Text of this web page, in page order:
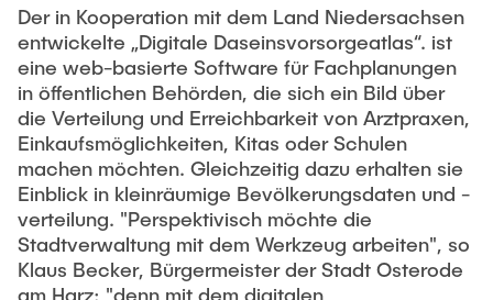
Der in Kooperation mit dem Land Niedersachsen
entwickelte „Digitale Daseinsvorsorgeatlas“. ist
eine web-basierte Software für Fachplanungen
in öffentlichen Behörden, die sich ein Bild über
die Verteilung und Erreichbarkeit von Arztpraxen,
Einkaufsmöglichkeiten, Kitas oder Schulen
machen möchten. Gleichzeitig dazu erhalten sie
Einblick in kleinräumige Bevölkerungsdaten und -
verteilung. "Perspektivisch möchte die
Stadtverwaltung mit dem Werkzeug arbeiten", so
Klaus Becker, Bürgermeister der Stadt Osterode
am Harz: "denn mit dem digitalen